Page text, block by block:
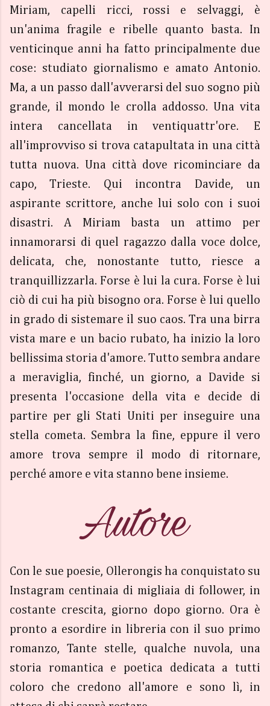
Miriam, capelli ricci, rossi e selvaggi, è
un'anima fragile e ribelle quanto basta. In
venticinque anni ha fatto principalmente due
cose: studiato giornalismo e amato Antonio.
Ma, a un passo dall'avverarsi del suo sogno più
grande, il mondo le crolla addosso. Una vita
intera cancellata in ventiquattr'ore. E
all'improvviso si trova catapultata in una città
tutta nuova. Una città dove ricominciare da
capo, Trieste. Qui incontra Davide, un
aspirante scrittore, anche lui solo con i suoi
disastri. A Miriam basta un attimo per
innamorarsi di quel ragazzo dalla voce dolce,
delicata, che, nonostante tutto, riesce a
tranquillizzarla. Forse è lui la cura. Forse è lui
ciò di cui ha più bisogno ora. Forse è lui quello
in grado di sistemare il suo caos. Tra una birra
vista mare e un bacio rubato, ha inizio la loro
bellissima storia d'amore. Tutto sembra andare
a meraviglia, finché, un giorno, a Davide si
presenta l'occasione della vita e decide di
partire per gli Stati Uniti per inseguire una
stella cometa. Sembra la fine, eppure il vero
amore trova sempre il modo di ritornare,
perché amore e vita stanno bene insieme.
Con le sue poesie, Ollerongis ha conquistato su
Instagram centinaia di migliaia di follower, in
costante crescita, giorno dopo giorno. Ora è
pronto a esordire in libreria con il suo primo
romanzo, Tante stelle, qualche nuvola, una
storia romantica e poetica dedicata a tutti
coloro che credono all'amore e sono lì, in